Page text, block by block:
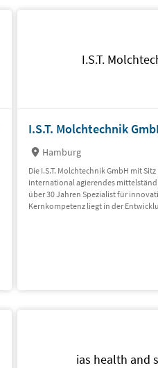
I.S.T.
I.S.T. Molchtechnik
Hamburg
Die I.S.T. Molchtechnik GmbH mit
international agierendes
über 30 Jahren Spezialist für
Kernkompetenz liegt in der
ias health and